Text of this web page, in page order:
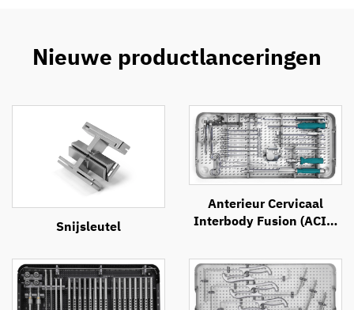
Nieuwe productlanceringen
Snijsleutel
Anterieur Cervicaal
Interbody Fusion (ACIF)